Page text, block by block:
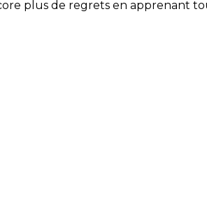
plus de regrets en apprenant